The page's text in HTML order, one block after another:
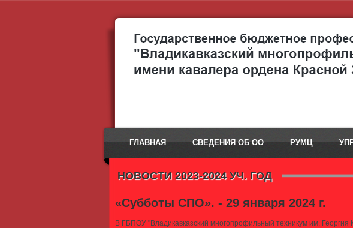
ГЛАВНАЯ СВЕДЕНИЯ ОБ ОО РУМЦ
НОВОСТИ 2023-2024 УЧ. ГОД
«Субботы СПО». - 29 января 2024 г.
В ГБПОУ "Владикавказский многопрофильный техникум им.